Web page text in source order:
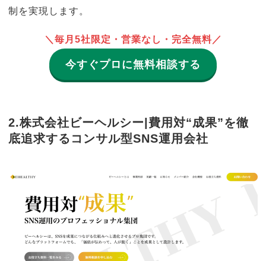
制を実現します。
＼毎月5社限定・営業なし・完全無料／
今すぐプロに無料相談する
2.株式会社ビーヘルシー|費用対“成果”を徹
底追求するコンサル型SNS運用会社